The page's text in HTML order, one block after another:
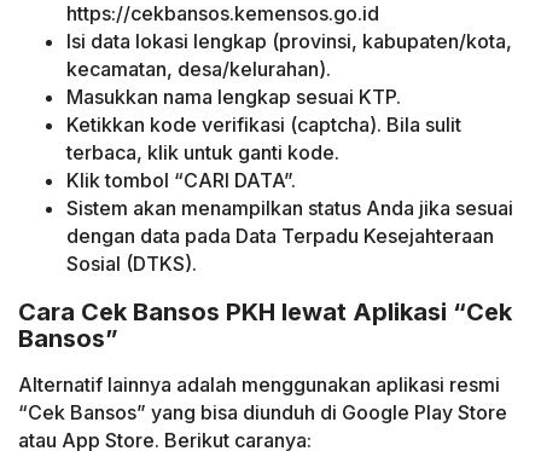
https://cekbansos.kemensos.go.id
Isi data lokasi lengkap (provinsi, kabupaten/kota,
kecamatan, desa/kelurahan).
Masukkan nama lengkap sesuai KTP.
Ketikkan kode verifikasi (captcha). Bila sulit
terbaca, klik untuk ganti kode.
Klik tombol “CARI DATA”.
Sistem akan menampilkan status Anda jika sesuai
dengan data pada Data Terpadu Kesejahteraan
Sosial (DTKS).
Cara Cek Bansos PKH lewat Aplikasi “Cek
Bansos”
Alternatif lainnya adalah menggunakan aplikasi resmi
“Cek Bansos” yang bisa diunduh di Google Play Store
atau App Store. Berikut caranya: